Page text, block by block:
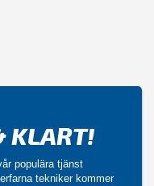
KLART!
populära tjänst
tekniker kommer